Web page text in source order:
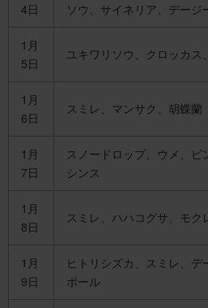
4日
ソウ、サイネリア、デージ
1月
5日
ユキワリソウ、クロッカス
1月
6日
スミレ、マンサク、胡蝶蘭
1月
7日
スノードロップ、ウメ、
シンス
1月
8日
スミレ、ハハコグサ、モク
1月
9日
ヒトリシズカ、スミレ、
ポール